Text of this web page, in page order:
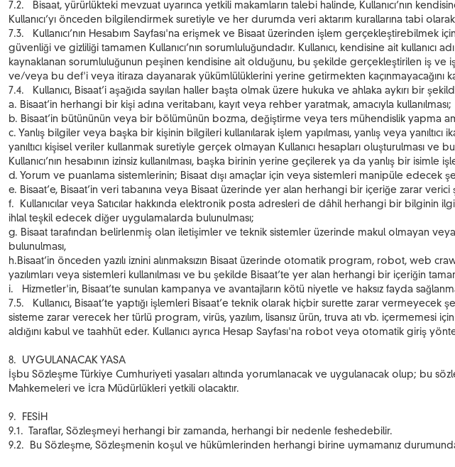
7.2. Bisaat, yürürlükteki mevzuat uyarınca yetkili makamların talebi halinde, Kullanıcı’nın
Kullanıcı’yı önceden bilgilendirmek suretiyle ve her durumda veri aktarım kurallarına tabi
7.3. Kullanıcı’nın Hesabım Sayfası'na erişmek ve Bisaat üzerinden işlem gerçekleştirebilmek
güvenliği ve gizliliği tamamen Kullanıcı’nın sorumluluğundadır. Kullanıcı, kendisine ait
kaynaklanan sorumluluğunun peşinen kendisine ait olduğunu, bu şekilde gerçekleştirilen iş
ve/veya bu def'i veya itiraza dayanarak yükümlülüklerini yerine getirmekten kaçınmayacağını
7.4. Kullanıcı, Bisaat’i aşağıda sayılan haller başta olmak üzere hukuka ve ahlaka aykırı bir
a. Bisaat’in herhangi bir kişi adına veritabanı, kayıt veya rehber yaratmak, amacıyla kullanılması;
b. Bisaat’in bütününün veya bir bölümünün bozma, değiştirme veya ters mühendislik yapma
c. Yanlış bilgiler veya başka bir kişinin bilgileri kullanılarak işlem yapılması, yanlış veya
yanıltıcı kişisel veriler kullanmak suretiyle gerçek olmayan Kullanıcı hesapları oluşturulması ve
Kullanıcı’nın hesabının izinsiz kullanılması, başka birinin yerine geçilerek ya da yanlış bir isimle
d. Yorum ve puanlama sistemlerinin; Bisaat dışı amaçlar için veya sistemleri manipüle edecek
e. Bisaat’e, Bisaat’in veri tabanına veya Bisaat üzerinde yer alan herhangi bir içeriğe zarar
f. Kullanıcılar veya Satıcılar hakkında elektronik posta adresleri de dâhil herhangi bir bilginin
ihlal teşkil edecek diğer uygulamalarda bulunulması;
g. Bisaat tarafından belirlenmiş olan iletişimler ve teknik sistemler üzerinde makul olmayan
bulunulması,
h.Bisaat’in önceden yazılı iznini alınmaksızın Bisaat üzerinde otomatik program, robot,
yazılımları veya sistemleri kullanılması ve bu şekilde Bisaat’te yer alan herhangi bir içeriğin
i. Hizmetler'in, Bisaat’te sunulan kampanya ve avantajların kötü niyetle ve haksız fayda
7.5. Kullanıcı, Bisaat’te yaptığı işlemleri Bisaat’e teknik olarak hiçbir surette zarar
sisteme zarar verecek her türlü program, virüs, yazılım, lisansız ürün, truva atı vb. içermemesi
aldığını kabul ve taahhüt eder. Kullanıcı ayrıca Hesap Sayfası'na robot veya otomatik giriş
8. UYGULANACAK YASA
İşbu Sözleşme Türkiye Cumhuriyeti yasaları altında yorumlanacak ve uygulanacak olup; bu
Mahkemeleri ve İcra Müdürlükleri yetkili olacaktır.
9. FESİH
9.1. Taraflar, Sözleşmeyi herhangi bir zamanda, herhangi bir nedenle feshedebilir.
9.2. Bu Sözleşme, Sözleşmenin koşul ve hükümlerinden herhangi birine uymamanız